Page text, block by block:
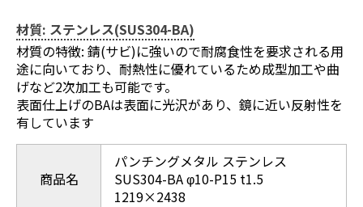
材質: ステンレス(SUS304-BA)
材質の特徴: 錆(サビ)に強いので耐腐食性を要求される用
途に向いており、耐熱性に優れているため成型加工や曲
げなど2次加工も可能です。
表面仕上げのBAは表面に光沢があり、鏡に近い反射性を
有しています
商品名
パンチングメタル ステンレス
SUS304-BA φ10-P15 t1.5
1219×2438